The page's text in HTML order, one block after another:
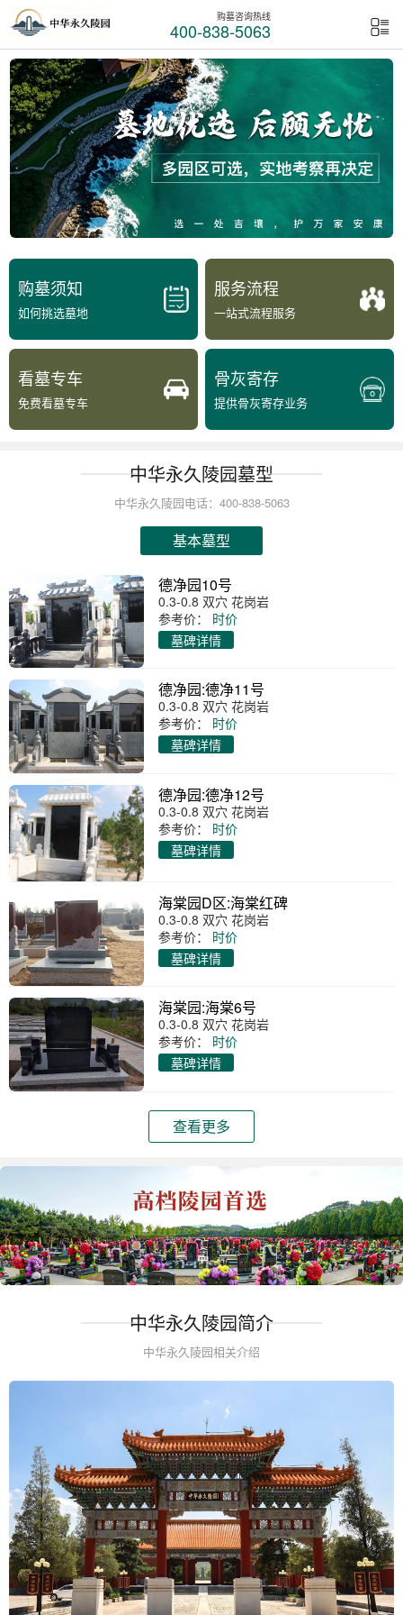
购墓咨询热线
400-838-5063
购墓须知
如何挑选墓地
服务流程
一站式流程服务
看墓专车
免费看墓专车
骨灰寄存
提供骨灰寄存业务
中华永久陵园墓型
中华永久陵园电话：400-838-5063
基本墓型
德净园10号
0.3-0.8 双穴 花岗岩
参考价：
时价
墓碑详情
德净园:德净11号
0.3-0.8 双穴 花岗岩
参考价：
时价
墓碑详情
德净园:德净12号
0.3-0.8 双穴 花岗岩
参考价：
时价
墓碑详情
海棠园D区:海棠红碑
0.3-0.8 双穴 花岗岩
参考价：
时价
墓碑详情
海棠园:海棠6号
0.3-0.8 双穴 花岗岩
参考价：
时价
墓碑详情
查看更多
中华永久陵园简介
中华永久陵园相关介绍